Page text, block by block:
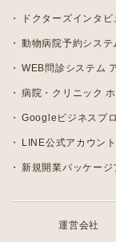
ドクターズインタ
動物病院予約システ
WEB問診システム
病院・クリニック
Googleビジネスプ
LINE公式アカウン
新規開業パッケージ
運営会社